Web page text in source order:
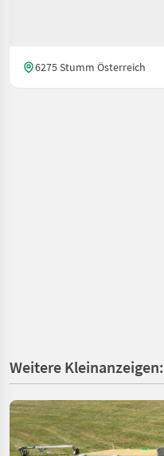
6275 Stumm Österreich
Weitere Kleinanzeigen: